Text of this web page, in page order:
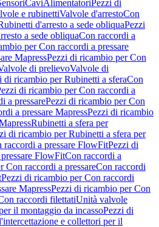
CaviAlimentatori Pezzi di
e rubinettiValvole d'arrestoCon
d'arresto a sede obliquaPezzi
a sede obliquaCon raccordi a
per Con raccordi a pressare
MapressPezzi di ricambio per Con
di prelievoValvole di
di ricambio per Rubinetti a sferaCon
di ricambio per Con raccordi a
a pressarePezzi di ricambio per Con
a pressare MapressPezzi di ricambio
Rubinetti a sfera per
di ricambio per Rubinetti a sfera per
raccordi a pressare FlowFitPezzi di
FlowFitCon raccordi a
Con raccordi a pressareCon raccordi
Pezzi di ricambio per Con raccordi
MapressPezzi di ricambio per Con
raccordi filettatiUnità valvole
il montaggio da incassoPezzi di
e collettori per il